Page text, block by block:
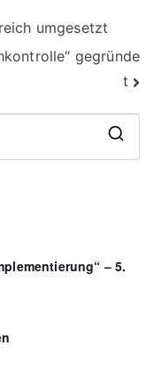
umgesetzt
gegründe
t
– 5.